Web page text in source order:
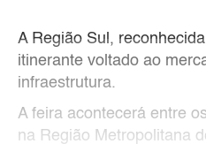
A Região Sul,
itinerante voltado ao
infraestrutura.
A feira acontecerá entre
na Região Metropolitana